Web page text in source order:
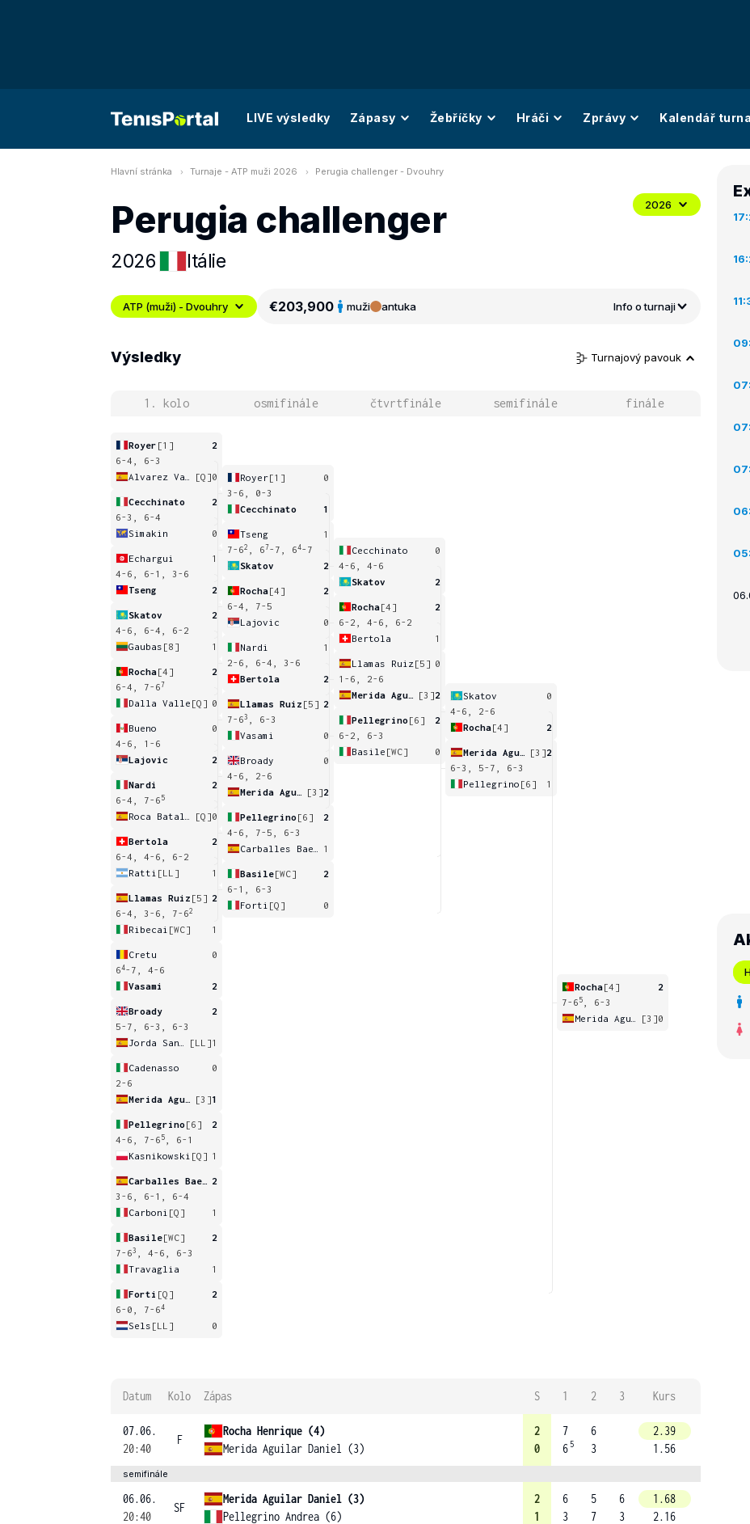
LIVE výsledky Zápasy Žebříčky Hráči Zprávy Kalendář
Hlavní stránka Turnaje - ATP muži 2026 Perugia challenger - Dvouhry
Perugia challenger
2026 Itálie
2026
ATP (muži) - Dvouhry €203,900 muži antuka Info o turnaji
Výsledky Turnajový pavouk
1. kolo osmifinále čtvrtfinále semifinále finále
Royer [1]
2
6-4, 6-3
[Q]0
Cecchinato
2
6-3, 6-4
Simakin
0
Echargui
1
4-6, 6-1, 3-6
Tseng
2
Skatov
2
4-6, 6-4, 6-2
Gaubas [8] 1
Rocha[4]
2
6-4, 7-67
Dalla Valle [Q] 0
Bueno
0
4-6, 1-6
Lajovic
2
Nardi
2
6-4, 7-6 5
[Q]0
Bertola
2
6-4, 4-6, 6-2
Ratti [LL] 1
Llamas Ruiz [5] 2
6-4, 3-6, 7-62
Ribecai [WC] 1
Cretu
0
64-7, 4-6
Vasami
2
Broady
2
5-7, 6-3, 6-3
[LL]1
Cadenasso
0
2-6
[3]1
Pellegrino [6]
2
4-6, 7-6 5
, 6-1
Kasnikowski [Q] 1
2
3-6, 6-1, 6-4
Carboni [Q] 1
Basile[WC]
2
7-63
, 4-6, 6-3
Travaglia
1
Forti [Q]
2
6-0, 7-64
Sels [LL] 0
Royer[1]
0
3-6, 0-3
Cecchinato
1
Tseng
1
7-62 , 67-7, 64-7
Skatov
2
Rocha[4]
2
6-4, 7-5
Lajovic
0
Nardi
1
2-6, 6-4, 3-6
Bertola
2
Llamas Ruiz [5] 2
7-63
, 6-3
Vasami
0
Broady
0
4-6, 2-6
[3]2
Pellegrino [6]
2
4-6, 7-5, 6-3
1
Basile[WC]
2
6-1, 6-3
Forti [Q] 0
Cecchinato
0
4-6, 4-6
Skatov
2
Rocha[4]
2
6-2, 4-6, 6-2
Bertola
1
Llamas Ruiz [5] 0
1-6, 2-6
[3]2
Pellegrino [6]
2
6-2, 6-3
Basile [WC] 0
Skatov
0
4-6, 2-6
Rocha[4] 2
[3]2
6-3, 5-7, 6-3
Pellegrino [6] 1
Rocha[4]
2
7-6 5
, 6-3
[3]0
Datum Kolo Zápas S 1 2 3 Kurs
07.06.
20:40
F
Rocha Henrique (4)
Merida Aguilar Daniel (3)
2
0
7
6 5
6
3
2.39
1.56
semifinále
06.06.
20:40
SF
Merida Aguilar Daniel (3)
Pellegrino Andrea (6)
2
1
6
3
5
7
6
3
1.68
2.16